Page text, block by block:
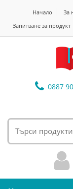
Начало За
Запитване за продукт
0887